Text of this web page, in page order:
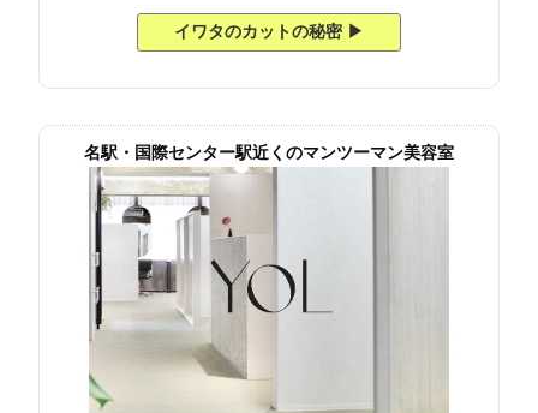
イワタのカットの秘密 ▶︎
名駅・国際センター駅近くのマンツーマン美容室